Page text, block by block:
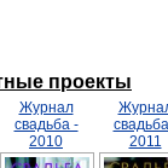
проекты
Журнал
свадьба -
2010
2011